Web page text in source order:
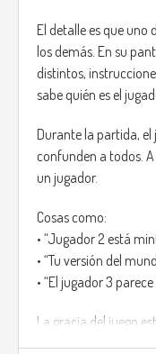
El detalle es que uno
los demás. En su
distintos,
sabe quién es el
Durante la partida,
confunden a todos.
un jugador.
Cosas como:
• “Jugador 2 está
• “Tu versión del
• “El jugador 3
La gracia del juego
Cada error hace